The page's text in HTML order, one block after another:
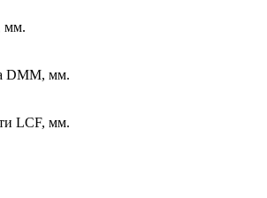
мм.
DMM, мм.
LСF, мм.